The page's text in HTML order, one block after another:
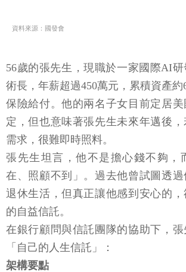
資料來源：國發會
56歲的張先生，現職於一家國際AI
術長，年薪超過450萬元，累積資產約
保險給付。他的兩名子女目前定居
定，但也意味著張先生未來年邁後
需求，很難即時照料。
張先生坦言，他不是擔心錢不夠，
在、照顧不到」。過去他曾試圖透過
退休生活，但真正讓他感到安心的
的自益信託。
在銀行顧問與信託團隊的協助下，
「自己的人生信託」：
架構要點